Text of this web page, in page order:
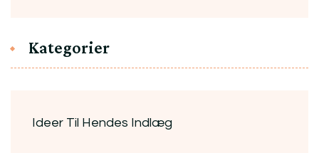
Kategorier
Ideer Til Hendes Indlæg